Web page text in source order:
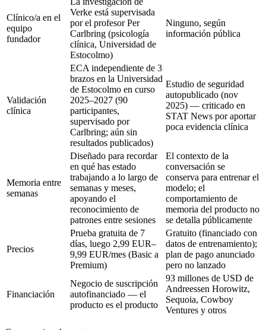
Clínico/a en el
equipo
fundador
Verke está supervisada
por el profesor Per
Carlbring (psicología
clínica, Universidad de
Estocolmo)
Ninguno, según
información pública
Validación
clínica
ECA independiente de 3
brazos en la Universidad
de Estocolmo en curso
2025–2027 (90
participantes,
supervisado por
Carlbring; aún sin
resultados publicados)
Estudio de seguridad
autopublicado (nov
2025) — criticado en
STAT News por aportar
poca evidencia clínica
Memoria entre
semanas
Diseñado para recordar
en qué has estado
trabajando a lo largo de
semanas y meses,
apoyando el
reconocimiento de
patrones entre sesiones
El contexto de la
conversación se
conserva para entrenar el
modelo; el
comportamiento de
memoria del producto no
se detalla públicamente
Precios
Prueba gratuita de 7
días, luego 2,99 EUR–
9,99 EUR/mes (Basic a
Premium)
Gratuito (financiado con
datos de entrenamiento);
plan de pago anunciado
pero no lanzado
Financiación
Negocio de suscripción
autofinanciado — el
producto es el producto
93 millones de USD de
Andreessen Horowitz,
Sequoia, Cowboy
Ventures y otros